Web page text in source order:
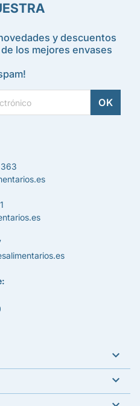
y descuentos
los mejores envases

